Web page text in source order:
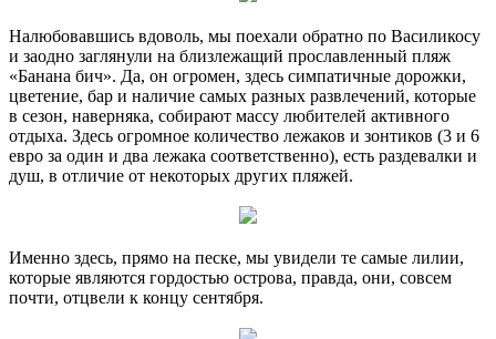
Налюбовавшись вдоволь, мы поехали обратно по Василикосу
и заодно заглянули на близлежащий прославленный пляж
«Банана бич». Да, он огромен, здесь симпатичные дорожки,
цветение, бар и наличие самых разных развлечений, которые
в сезон, наверняка, собирают массу любителей активного
отдыха. Здесь огромное количество лежаков и зонтиков (3 и 6
евро за один и два лежака соответственно), есть раздевалки и
душ, в отличие от некоторых других пляжей.
Именно здесь, прямо на песке, мы увидели те самые лилии,
которые являются гордостью острова, правда, они, совсем
почти, отцвели к концу сентября.